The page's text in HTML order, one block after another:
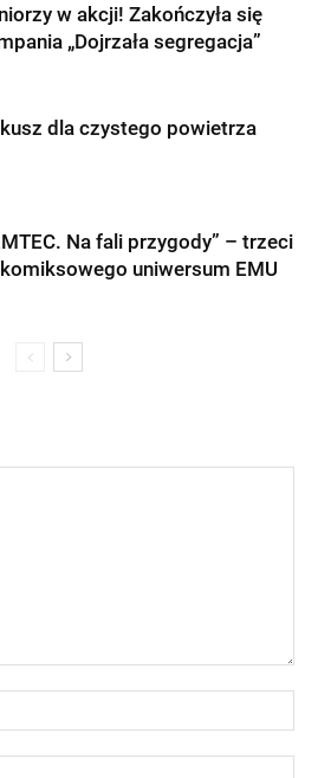
w akcji! Zakończyła się
„Dojrzała segregacja”
dla czystego powietrza
Na fali przygody” – trzeci
uniwersum EMU